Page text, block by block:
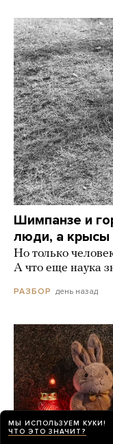
Шимпанзе и
люди, а крысы
Но только
А что еще наука
РАЗБОР день назад
МЫ ИСПОЛЬЗУЕМ КУКИ!
ЧТО ЭТО ЗНАЧИТ?